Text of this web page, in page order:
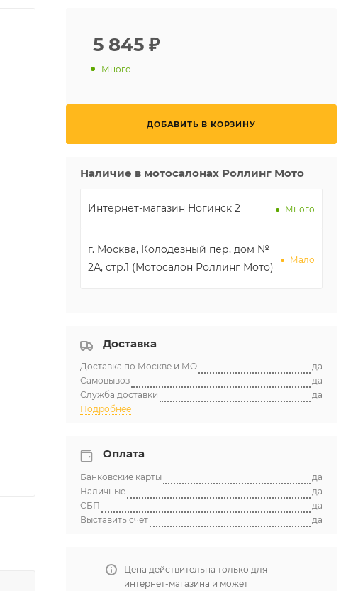
5 845 ₽
Много
ДОБАВИТЬ В КОРЗИНУ
Наличие в мотосалонах Роллинг Мото
Интернет-магазин Ногинск 2 Много
г. Москва, Колодезный пер, дом №
2А, стр.1 (Мотосалон Роллинг Мото)
Мало
Доставка
Доставка по Москве и МО
да
Самовывоз
да
Служба доставки
да
Подробнее
Оплата
Банковские карты
да
Наличные
да
СБП
да
Выставить счет
да
Цена действительна только для
интернет-магазина и может